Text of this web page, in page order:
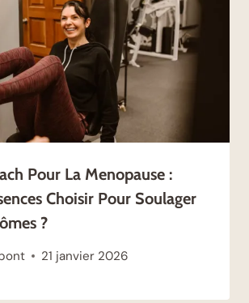
Pour La Menopause :
Choisir Pour Soulager
?
21 janvier 2026